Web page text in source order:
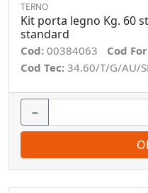
TERNO
Kit porta legno Kg. 60
standard
Cod: 00384063 Cod
Cod Tec: 34.60/T/G/AU/
−